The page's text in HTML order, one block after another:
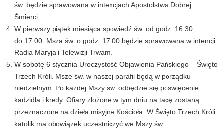
św. będzie sprawowana w intencjach Apostolstwa Dobrej
Śmierci.
W pierwszy piątek miesiąca spowiedź św. od godz. 16.30
do 17.00. Msza św. o godz. 17.00 będzie sprawowana w intencji
Radia Maryja i Telewizji Trwam.
W sobotę 6 stycznia Uroczystość Objawienia Pańskiego – Święto
Trzech Króli. Msze św. w naszej parafii będą w porządku
niedzielnym. Po każdej Mszy św. odbędzie się poświęcenie
kadzidła i kredy. Ofiary złożone w tym dniu na tacę zostaną
przeznaczone na dzieła misyjne Kościoła. W Święto Trzech Króli
katolik ma obowiązek uczestniczyć we Mszy św.